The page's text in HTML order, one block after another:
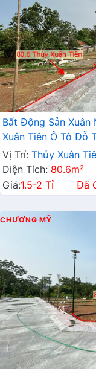
Bất Động Sản Xuân
Xuân Tiên Ô Tô Đỗ
Liên Xã Gần QL21A
Vị Trí: Thủy Xuân
Diện Tích: 80.6m²
Giá:1.5-2 Tỉ Đã
CHƯƠNG MỸ